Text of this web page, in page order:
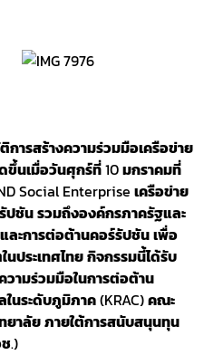
การสร้างความร่วมมือเครือข่าย
ขึ้นเมื่อวันศุกร์ที่10มกราคมที่
Social Enterprise เครือข่าย
ปชันรวมถึงองค์กรภาครัฐและ
ละการต่อต้านคอร์รัปชันเพื่อ
ประเทศไทยกิจกรรมนี้ได้รับ
ามร่วมมือในการต่อต้าน
ในระดับภูมิภาค(KRAC)คณะ
ยาลัยภายใต้การสนับสนุนทุน
.)